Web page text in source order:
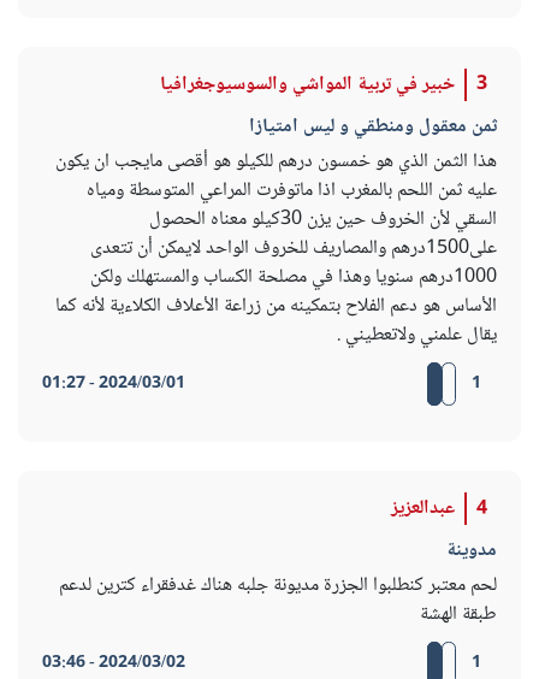
3
خبير في تربية المواشي والسوسيوجغرافيا
ثمن معقول ومنطقي و ليس امتيازا
هذا الثمن الذي هو خمسون درهم للكيلو هو أقصى مايجب ان يكون
عليه ثمن اللحم بالمغرب اذا ماتوفرت المراعي المتوسطة ومياه
السقي لأن الخروف حين يزن 30كيلو معناه الحصول
على1500درهم والمصاريف للخروف الواحد لايمكن أن تتعدى
1000درهم سنويا وهذا في مصلحة الكساب والمستهلك ولكن
الأساس هو دعم الفلاح بتمكينه من زراعة الأعلاف الكلاءية لأنه كما
يقال علمني ولاتعطيني .
1
2024/03/01 - 01:27
4
عبدالعزيز
مدوينة
لحم معتبر كنطلبوا الجزرة مديونة جلبه هناك غدفقراء كترين لدعم
طبقة الهشة
1
2024/03/02 - 03:46